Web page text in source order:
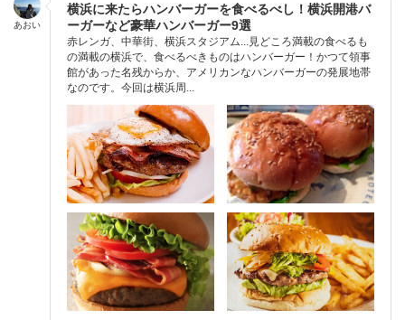
あおい
横浜に来たらハンバーガーを食べるべし！横浜開港バ
ーガーなど豪華ハンバーガー9選
赤レンガ、中華街、横浜スタジアム...見どころ満載の食べるも
の満載の横浜で、食べるべきものはハンバーガー！かつて領事
館があった名残からか、アメリカンなハンバーガーの発展地帯
なのです。今回は横浜周...